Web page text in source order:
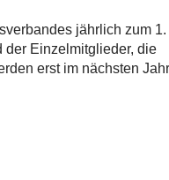
jährlich zum 1.
der Einzelmitglieder, die
erst im nächsten Jahr